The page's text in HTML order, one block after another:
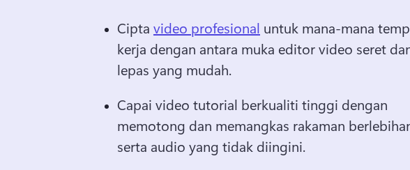
Cipta video profesional untuk mana-mana
kerja dengan antara muka editor video seret
lepas yang mudah.
Capai video tutorial berkualiti tinggi dengan
memotong dan memangkas rakaman
serta audio yang tidak diingini.